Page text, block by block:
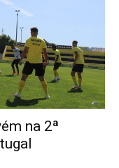
na 2ª